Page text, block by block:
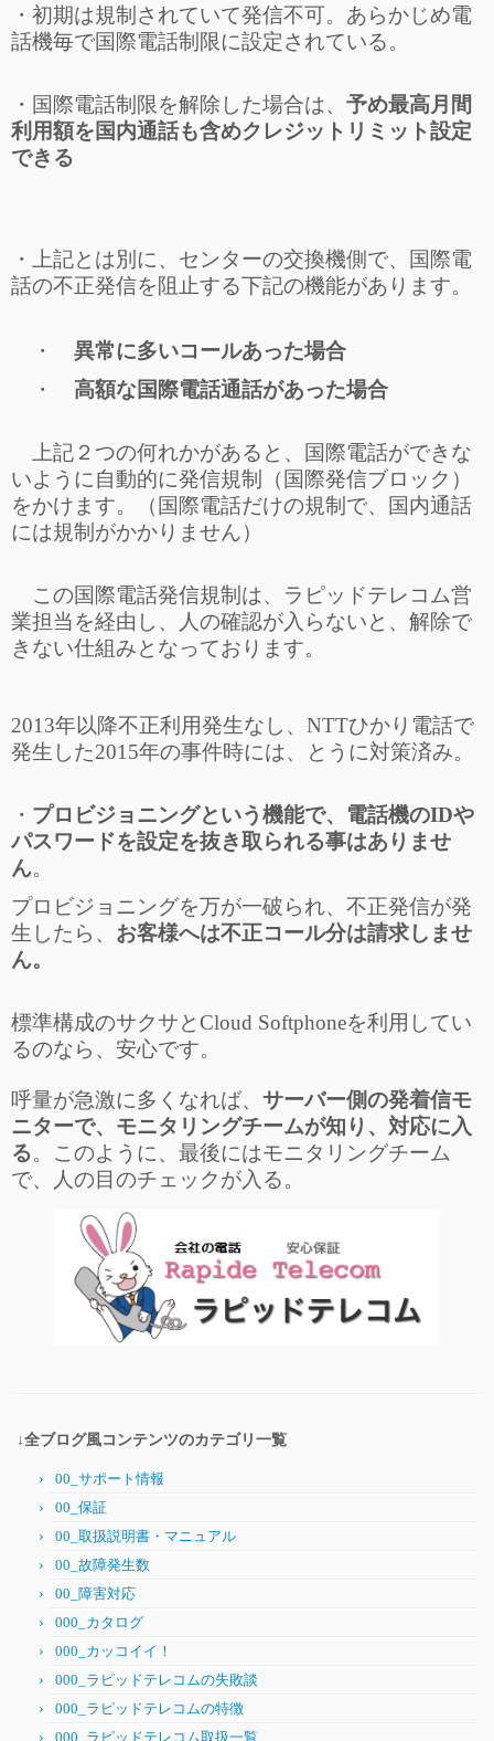
・初期は規制されていて発信不可。あらかじめ電
話機毎で国際電話制限に設定されている。
・国際電話制限を解除した場合は、 予め最高月間
利用額を国内通話も含めクレジットリミット設定
できる
・上記とは別に、センターの交換機側で、国際電
話の不正発信を阻止する下記の機能があります。
・ 異常に多いコールあった場合
・ 高額な国際電話通話があった場合
上記２つの何れかがあると、国際電話ができな
いように自動的に発信規制（国際発信ブロック）
をかけます。（国際電話だけの規制で、国内通話
には規制がかかりません）
この国際電話発信規制は、ラピッドテレコム営
業担当を経由し、人の確認が入らないと、解除で
きない仕組みとなっております。
2013年以降不正利用発生なし、NTTひかり電話で
発生した2015年の事件時には、とうに対策済み。
・ プロビジョニングという機能で、電話機のIDや
パスワードを設定を抜き取られる事はありませ
ん。
プロビジョニングを万が一破られ、不正発信が発
生したら、 お客様へは不正コール分は請求しませ
ん。
標準構成のサクサとCloud Softphoneを利用してい
るのなら、安心です。
呼量が急激に多くなれば、 サーバー側の発着信モ
ニターで、モニタリングチームが知り、対応に入
る。このように、最後にはモニタリングチーム
で、人の目のチェックが入る。
↓全ブログ風コンテンツのカテゴリ一覧
00_サポート情報
00_保証
00_取扱説明書・マニュアル
00_故障発生数
00_障害対応
000_カタログ
000_カッコイイ！
000_ラピッドテレコムの失敗談
000_ラピッドテレコムの特徴
000_ラピッドテレコム取扱一覧